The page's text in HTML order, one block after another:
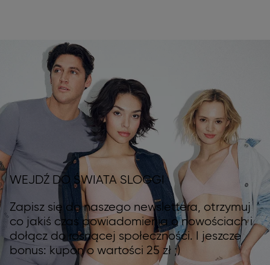
WEJDŹ DO ŚWIATA SLOGGI
Zapisz się do naszego newslettera, otrzymuj
co jakiś czas powiadomienia o nowościach i
dołącz do rosnącej społeczności. I jeszcze
bonus: kupon o wartości 25 zł ;)